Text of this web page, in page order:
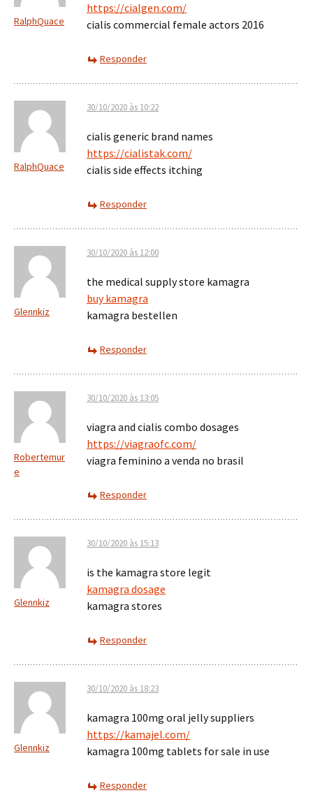
RalphQuace
https://cialgen.com/
cialis commercial female actors 2016
Responder
RalphQuace
30/10/2020 às 10:22
cialis generic brand names
https://cialistak.com/
cialis side effects itching
Responder
Glennkiz
30/10/2020 às 12:00
the medical supply store kamagra
buy kamagra
kamagra bestellen
Responder
Robertemur
e
30/10/2020 às 13:05
viagra and cialis combo dosages
https://viagraofc.com/
viagra feminino a venda no brasil
Responder
Glennkiz
30/10/2020 às 15:13
is the kamagra store legit
kamagra dosage
kamagra stores
Responder
Glennkiz
30/10/2020 às 18:23
kamagra 100mg oral jelly suppliers
https://kamajel.com/
kamagra 100mg tablets for sale in use
Responder